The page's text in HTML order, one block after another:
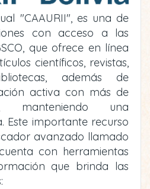
"CAAURII", es una de
con acceso a las
que ofrece en línea
científicos, revistas,
además de
activa con más de
manteniendo una
Este importante recurso
avanzado llamado
con herramientas
que brinda las